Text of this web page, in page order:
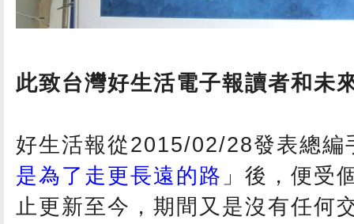
此致台灣好生活電子報讀者和未
好生活報從2015/02/28發表總編
是為了走更長遠的路 」後，便受
止更新至今，期間又是沒有任何